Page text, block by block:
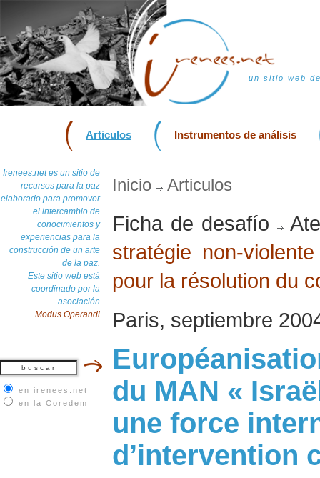
un sitio web
Articulos Instrumentos de análisis
Irenees.net es un sitio de
recursos para la paz
elaborado para promover
el intercambio de
conocimientos y
experiencias para la
construcción de un arte
de la paz.
Este sitio web está
coordinado por la
asociación
Modus Operandi
en irenees.net
en la Coredem
Inicio Articulos
Ficha de desafío
stratégie non-
pour la résolution du
Paris, septiembre
du MAN «
une force
d’intervention